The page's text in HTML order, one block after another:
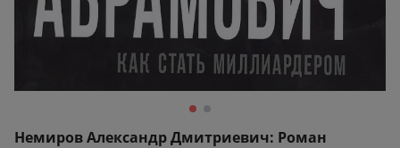
Немиров Александр Дмитриевич: Роман